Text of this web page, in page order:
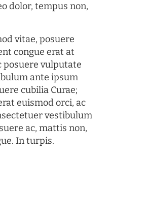
dolor, tempus non,
vitae, posuere
congue erat at
posuere vulputate
ante ipsum
cubilia Curae;
euismod orci, ac
vestibulum
ac, mattis non,
In turpis.